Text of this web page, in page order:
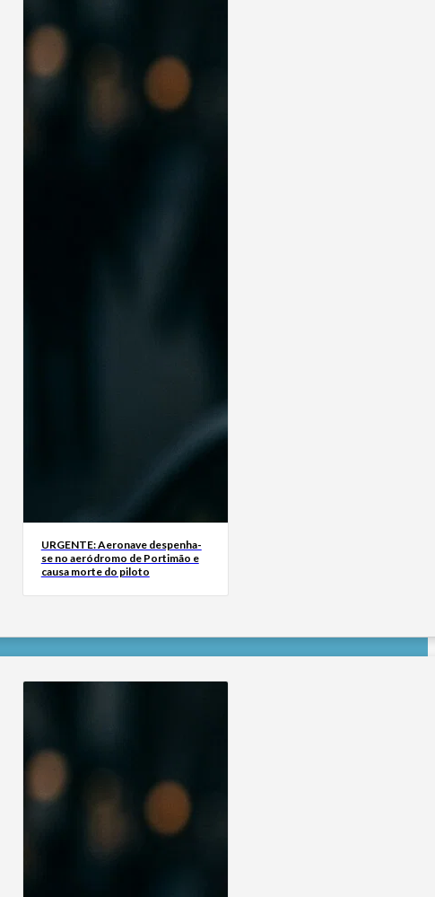
URGENTE: Aeronave despenha-
se no aeródromo de Portimão e
causa morte do piloto